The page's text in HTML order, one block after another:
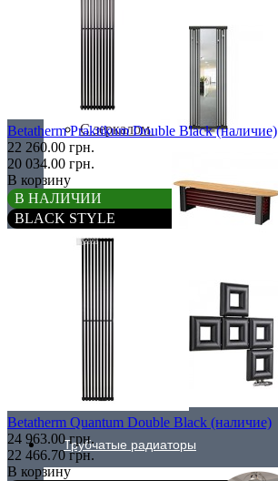
С зеркалом
Эксклюзивные
Трубчатые радиаторы
Betatherm Praktikum Double Black (наличие)
22 260.00 грн.
20 034.00 грн.
В корзину
В НАЛИЧИИ
BLACK STYLE
Betatherm Quantum Double Black (наличие)
24 963.00 грн.
22 466.70 грн.
В корзину